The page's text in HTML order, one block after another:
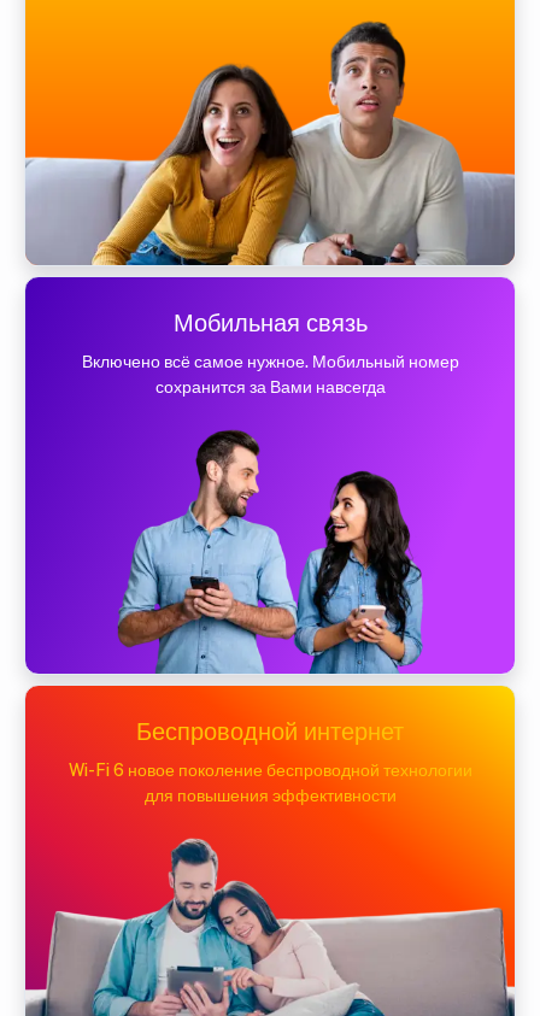
Мобильная связь
Включено всё самое нужное. Мобильный номер
сохранится за Вами навсегда
Беспроводной интернет
Wi-Fi 6 новое поколение беспроводной технологии
для повышения эффективности